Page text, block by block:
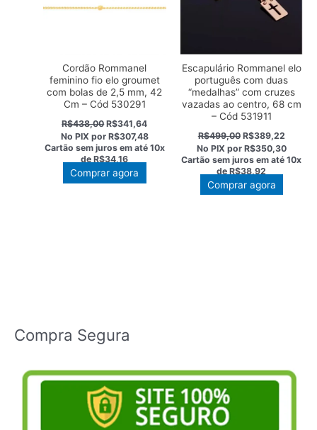
Cordão Rommanel
feminino fio elo groumet
com bolas de 2,5 mm, 42
Cm – Cód 530291
R$438,00O
preço
original
era:
R$438,00.
R$341,64
preço
atual
é:
R$341,64.
No PIX por R$307,48
Cartão sem juros em até 10x
de R$34,16
Comprar agora
Escapulário Rommanel elo
português com duas
“medalhas” com cruzes
vazadas ao centro, 68 cm
– Cód 531911
R$499,00 O
preço
original
era:
R$499,00.
R$389,22O
preço
atual
é:
No PIX por R$350,30
Cartão sem juros em até10x
de R$38,92
Comprar agora
Compra Segura